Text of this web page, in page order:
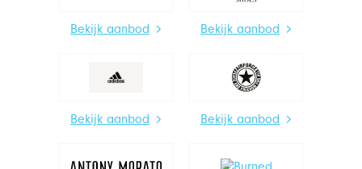
Bekijk aanbod Bekijk aanbod
Bekijk aanbod Bekijk aanbod